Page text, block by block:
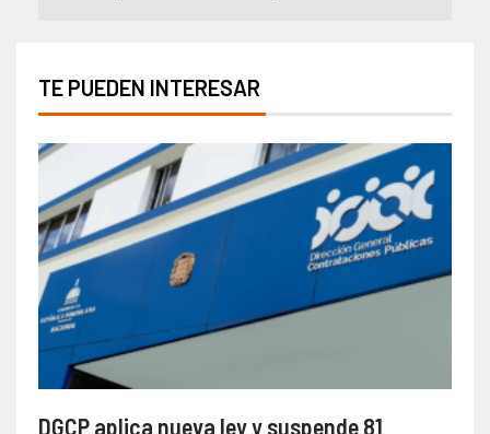
TE PUEDEN INTERESAR
DGCP aplica nueva ley y suspende 81